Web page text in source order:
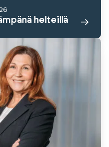
helteillä